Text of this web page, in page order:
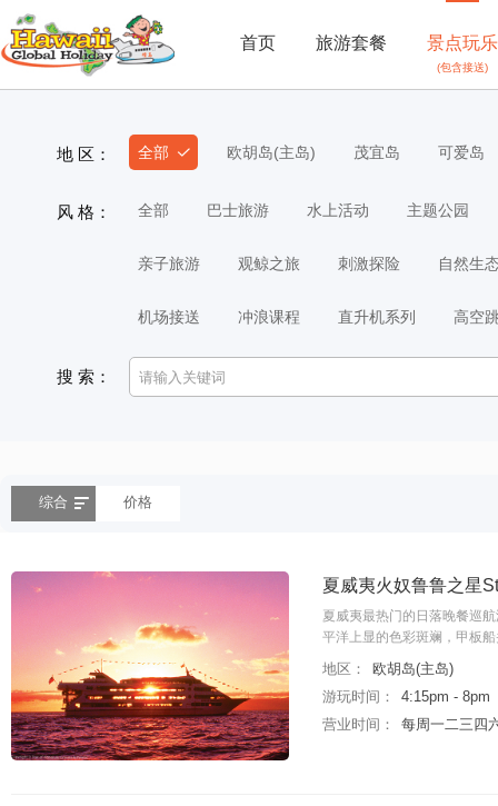
首页 旅游套餐 景点玩乐
(包含接送)
地 区： 全部 欧胡岛(主岛) 茂宜岛 可爱岛
风 格： 全部 巴士旅游 水上活动 主题公园
亲子旅游 观鲸之旅 刺激探险 自然生
机场接送 冲浪课程 直升机系列 高空
搜 索：
综合 价格
夏威夷火奴鲁鲁之星
夏威夷最热门的日落晚餐巡
平洋上显的色彩斑斓，甲板
地区：
欧胡岛(主岛)
游玩时间：
4:15pm - 8pm
营业时间：
每周一二三四